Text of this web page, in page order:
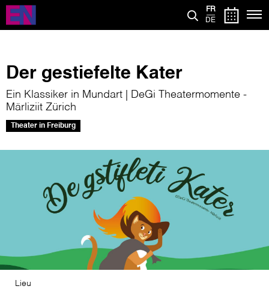
Aller
contenu
FR
DE
Der gestiefelte Kater
Ein Klassiker in Mundart | DeGi Theatermomente -
Märliziit Zürich
Theater in Freiburg
Lieu